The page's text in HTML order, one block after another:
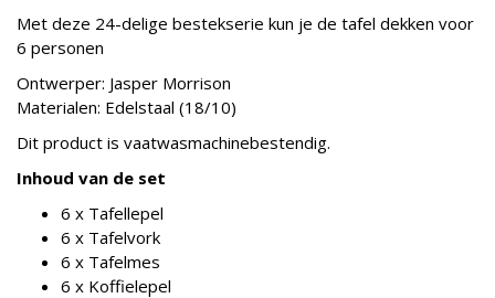
Met deze 24-delige bestekserie kun je de tafel dekken voor
6 personen
Ontwerper: Jasper Morrison
Materialen: Edelstaal (18/10)
Dit product is vaatwasmachinebestendig.
Inhoud van de set
6 x Tafellepel
6 x Tafelvork
6 x Tafelmes
6 x Koffielepel